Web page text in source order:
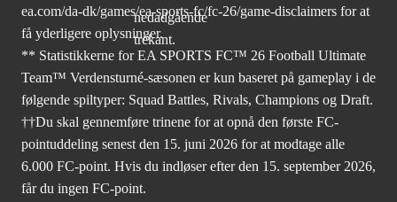
ea.com/da-dk/games/ea-sports-fc/fc-26/game-disclaimers for at
få yderligere oplysninger.
** Statistikkerne for EA SPORTS FC™ 26 Football Ultimate
Team™ Verdensturné-sæsonen er kun baseret på gameplay i de
følgende spiltyper: Squad Battles, Rivals, Champions og Draft.
††Du skal gennemføre trinene for at opnå den første FC-
pointuddeling senest den 15. juni 2026 for at modtage alle
6.000 FC-point. Hvis du indløser efter den 15. september 2026,
får du ingen FC-point.